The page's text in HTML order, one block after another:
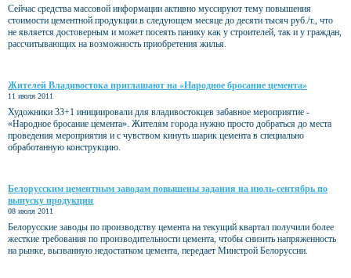
Сейчас средства массовой информации активно муссируют тему повышения
стоимости цементной продукции в следующем месяце до десяти тысяч руб./т., что
не является достоверным и может посеять панику как у строителей, так и у граждан,
рассчитывающих на возможность приобретения жилья.
Жителей Владивостока приглашают на «Народное бросание цемента»
11 июля 2011
Художники 33+1 инициировали для владивостокцев забавное мероприятие -
«Народное бросание цемента». Жителям города нужно просто добраться до места
проведения мероприятия и с чувством кинуть шарик цемента в специально
обработанную конструкцию.
Белорусским цементным заводам повышены задания на июль-сентябрь по
выпуску продукции
08 июля 2011
Белорусские заводы по производству цемента на текущий квартал получили более
жесткие требования по производительности цемента, чтобы снизить напряженность
на рынке, вызванную недостатком цемента, передает Минстрой Белоруссии.